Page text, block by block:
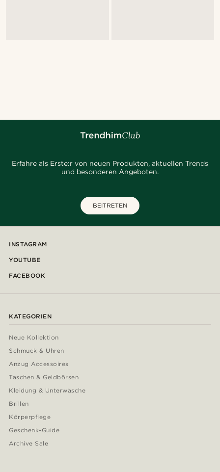
Erfahre als Erste:r von neuen Produkten, aktuellen Trends
und besonderen Angeboten.
BEITRETEN
INSTAGRAM
YOUTUBE
FACEBOOK
KATEGORIEN
Neue Kollektion
Schmuck & Uhren
Anzug Accessoires
Taschen & Geldbörsen
Kleidung & Unterwäsche
Brillen
Körperpflege
Geschenk-Guide
Archive Sale